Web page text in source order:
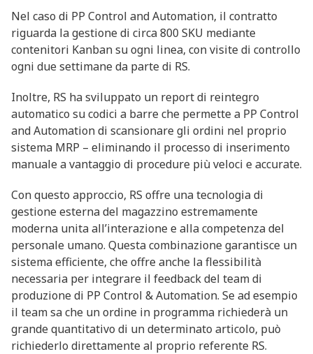
Nel caso di PP Control and Automation, il contratto
riguarda la gestione di circa 800 SKU mediante
contenitori Kanban su ogni linea, con visite di controllo
ogni due settimane da parte di RS.
Inoltre, RS ha sviluppato un report di reintegro
automatico su codici a barre che permette a PP Control
and Automation di scansionare gli ordini nel proprio
sistema MRP – eliminando il processo di inserimento
manuale a vantaggio di procedure più veloci e accurate.
Con questo approccio, RS offre una tecnologia di
gestione esterna del magazzino estremamente
moderna unita all’interazione e alla competenza del
personale umano. Questa combinazione garantisce un
sistema efficiente, che offre anche la flessibilità
necessaria per integrare il feedback del team di
produzione di PP Control & Automation. Se ad esempio
il team sa che un ordine in programma richiederà un
grande quantitativo di un determinato articolo, può
richiederlo direttamente al proprio referente RS.